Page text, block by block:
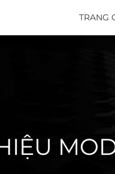
TRANG